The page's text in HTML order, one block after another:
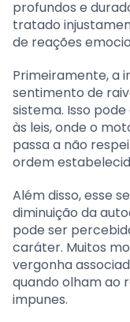
profundos e
tratado
de reações
Primeiramente, a
sentimento de
sistema. Isso
às leis, onde o
passa a não
ordem
Além disso, esse
diminuição da
pode ser
caráter. Muitos
vergonha
quando olham ao
impunes.